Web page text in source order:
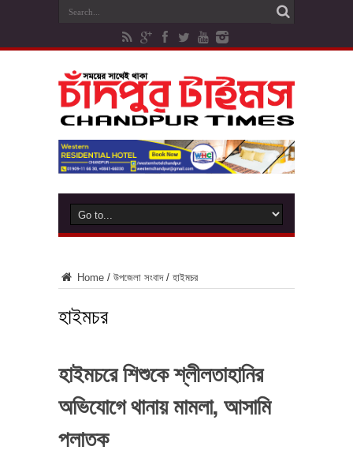
Home / উপজেলা সংবাদ / হাইমচর
হাইমচর
হাইমচরে শিশুকে শ্লীলতাহানির
অভিযোগে থানায় মামলা, আসামি
পলাতক